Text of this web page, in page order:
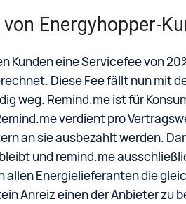
Energyhopper-
Kunden eine Servicefee von
Diese Fee fällt nun mit
weg. Remind.me ist für
verdient pro
an sie ausbezahlt werden.
und remind.me
allen Energielieferanten die
Anreiz einen der Anbieter zu